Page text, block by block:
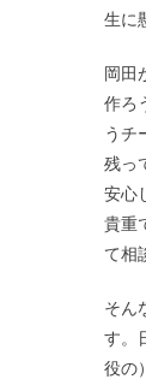
生に
岡田
作ろ
うチ
残っ
安心
貴重
て相
そん
す。
役の